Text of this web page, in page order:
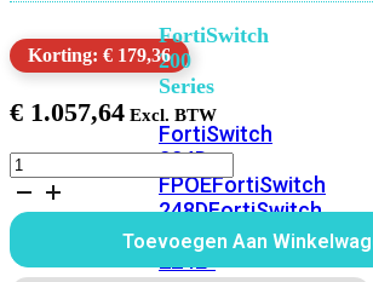
FortiSwitch
200
Series
FortiSwitch
224D-
FPOEFortiSwitch
248DFortiSwitch
224EFortiswitch
Korting: € 179,36
€ 1.057,64
FortiSwitch-
224E-
aantal
Toevoegen Aan